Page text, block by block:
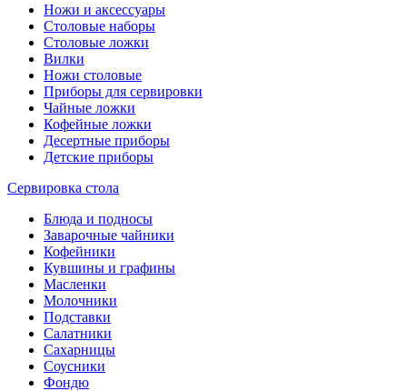
Ножи и аксессуары
Столовые наборы
Столовые ложки
Вилки
Ножи столовые
Приборы для сервировки
Чайные ложки
Кофейные ложки
Десертные приборы
Детские приборы
Сервировка стола
Блюда и подносы
Заварочные чайники
Кофейники
Кувшины и графины
Масленки
Молочники
Подставки
Салатники
Сахарницы
Соусники
Фондю